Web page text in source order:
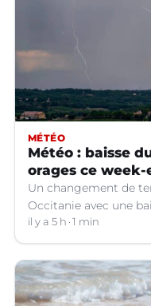
MÉTÉO
Météo : baisse
orages ce
Un changement de
Occitanie avec une
d'orages dans
il y a 5 h 1 min